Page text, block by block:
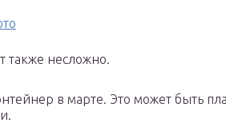
также несложно.
в марте. Это может быть